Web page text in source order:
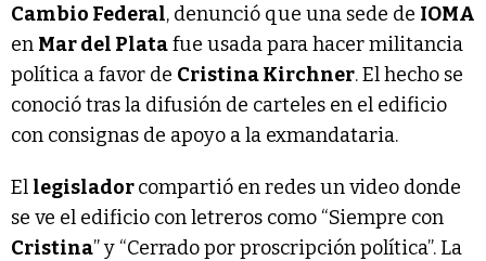
Cambio Federal, denunció que una sede de IOMA
en Mar del Platafue usada para hacer militancia
política a favor de Cristina Kirchner. El hecho se
conoció tras la difusión de carteles en el edificio
con consignas de apoyo a la exmandataria.
El legisladorcompartió en redes un video donde
se ve el edificio con letreros como “Siempre con
Cristina” y “Cerrado por proscripción política”. La